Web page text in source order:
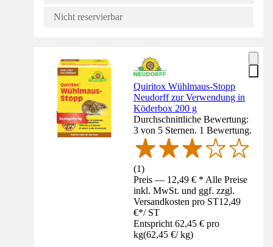
Nicht reservierbar
Quiritox Wühlmaus-Stopp
Neudorff zur Verwendung in
Köderbox 200 g
Durchschnittliche Bewertung:
3 von 5 Sternen. 1 Bewertung.
(1)
Preis — 12,49 € * Alle Preise
inkl. MwSt. und ggf. zzgl.
Versandkosten pro ST12,49
€*/ ST
Entspricht 62,45 € pro
kg(62,45 €/ kg)